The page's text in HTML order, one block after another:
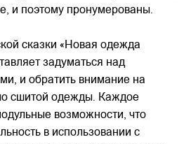
и поэтому пронумерованы.
сказки «Новая одежда
задуматься над
и обратить внимание на
сшитой одежды. Каждое
возможности, что
в использовании с